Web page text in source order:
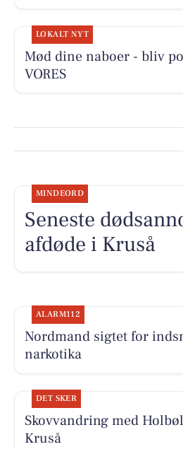
LOKALT NYT
Mød dine naboer - bliv
VORES
MINDEORD
Seneste
afdøde i Kruså
ALARM112
Nordmand sigtet for
narkotika
DET SKER
Skovvandring med
Kruså